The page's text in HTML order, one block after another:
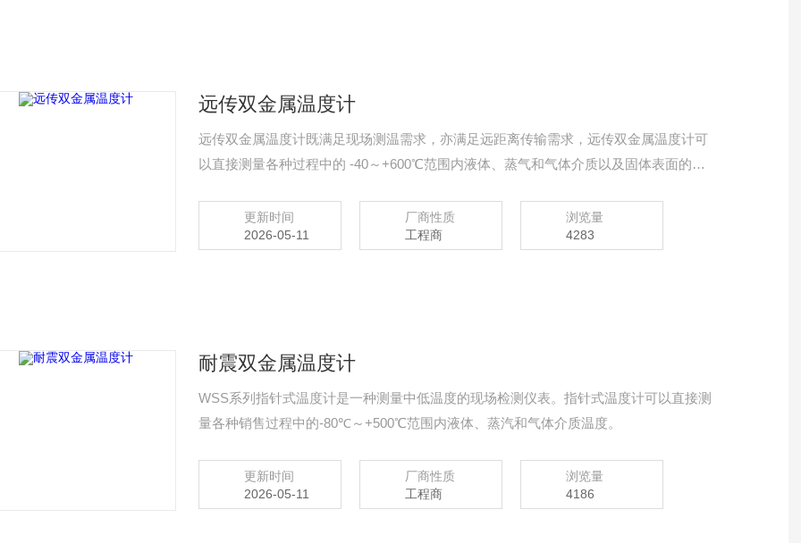
远传双金属温度计
远传双金属温度计既满足现场测温需求，亦满足远距离传输需求，远传双金属温度计可
以直接测量各种过程中的 -40～+600℃范围内液体、蒸气和气体介质以及固体表面的温
更新时间
2026-05-11
厂商性质
工程商
浏览量
4283
耐震双金属温度计
WSS系列指针式温度计是一种测量中低温度的现场检测仪表。指针式温度计可以直接测
量各种销售过程中的-80℃～+500℃范围内液体、蒸汽和气体介质温度。
更新时间
2026-05-11
厂商性质
工程商
浏览量
4186